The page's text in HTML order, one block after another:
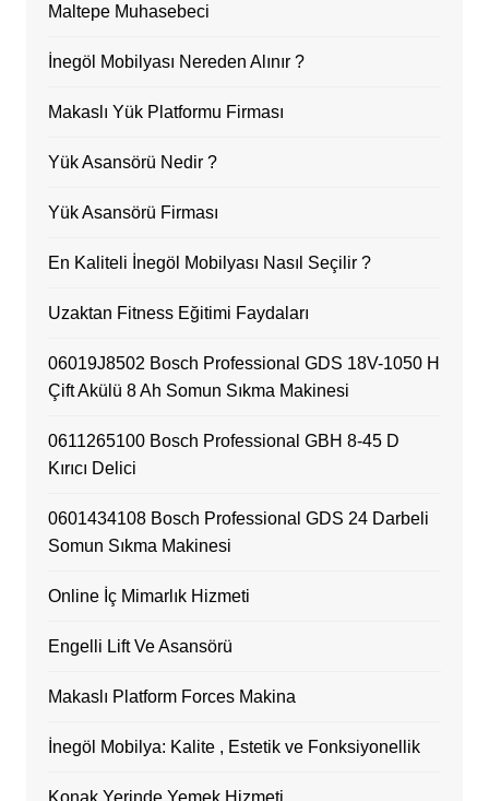
Maltepe Muhasebeci
İnegöl Mobilyası Nereden Alınır ?
Makaslı Yük Platformu Firması
Yük Asansörü Nedir ?
Yük Asansörü Firması
En Kaliteli İnegöl Mobilyası Nasıl Seçilir ?
Uzaktan Fitness Eğitimi Faydaları
06019J8502 Bosch Professional GDS 18V-1050 H
Çift Akülü 8 Ah Somun Sıkma Makinesi
0611265100 Bosch Professional GBH 8-45 D
Kırıcı Delici
0601434108 Bosch Professional GDS 24 Darbeli
Somun Sıkma Makinesi
Online İç Mimarlık Hizmeti
Engelli Lift Ve Asansörü
Makaslı Platform Forces Makina
İnegöl Mobilya: Kalite , Estetik ve Fonksiyonellik
Konak Yerinde Yemek Hizmeti